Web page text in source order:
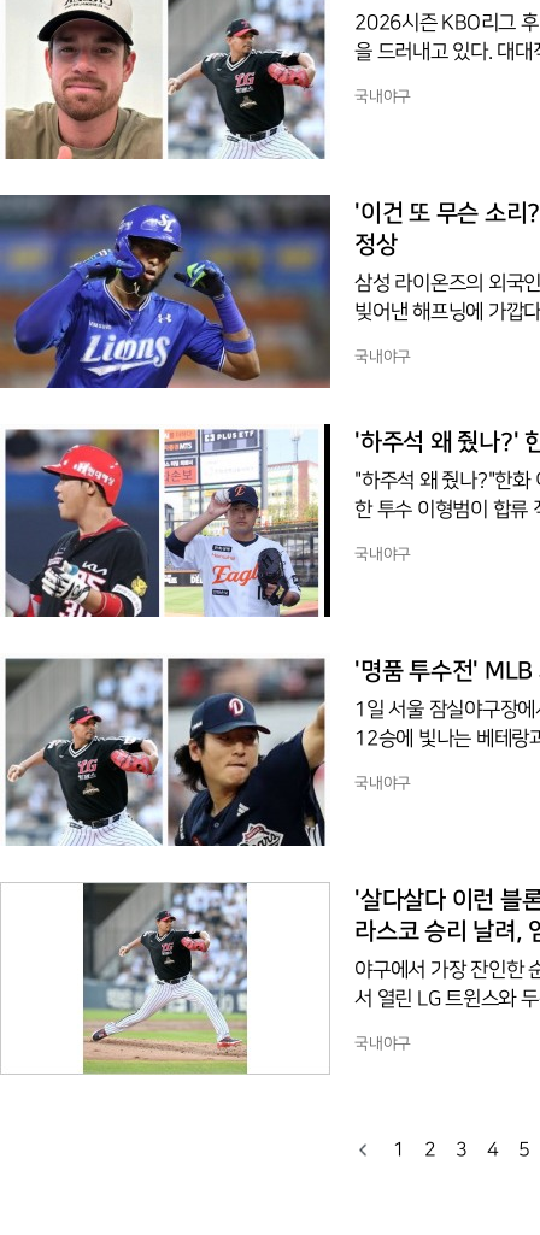
2026시즌 KBO리그 후
을 드러내고 있다. 대
양새다.한화 이글스가
는 마이너리그와 빅리
국내야구
'이건 또 무슨 소리
정상
삼성 라이온즈의 외국
빚어낸 해프닝에 가깝
분석이다.디아즈는 올
상급 생산력을 증명해
섣부른 우려의 시선을
국내야구
'하주석 왜 줬나?'
"하주석 왜 줬나?"한화
한 투수 이형범이 합류
가 극명하게 엇갈리
있는 결단을 내렸다.
국내야구
'명품 투수전' MLB
1일 서울 잠실야구장
12승에 빛나는 베테랑
이스 곽빈은 야구 역
4사구도 허용하지 않
국내야구
'살다살다 이런 블
라스코 승리 날려,
야구에서 가장 잔인한
서 열린 LG 트윈스와
대로 단 한 명의 출루
수 관리 차원의 결정이
국내야구
1 2 3 4 5